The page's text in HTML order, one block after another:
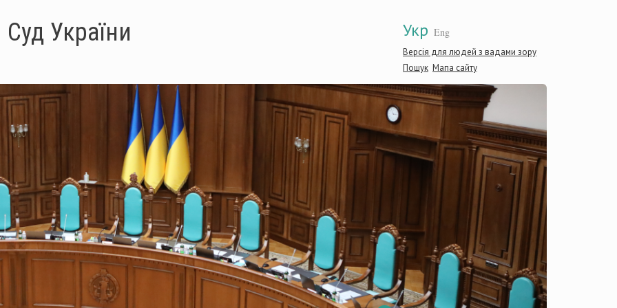
Укр Eng
Версія для людей з вадами зору
Пошук Мапа сайту
України
України